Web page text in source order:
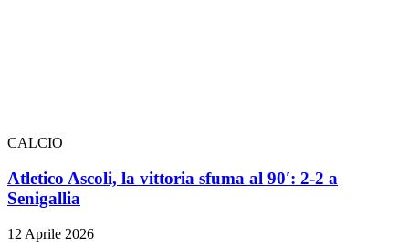
CALCIO
Atletico Ascoli, la vittoria sfuma al 90′: 2-2 a
Senigallia
12 Aprile 2026